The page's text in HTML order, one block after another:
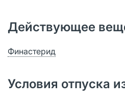
Действующее
Финастерид
Условия отпуска